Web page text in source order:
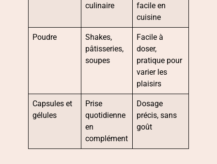
culinaire
facile en
cuisine
Poudre
Shakes,
pâtisseries,
soupes
Facile à
doser,
pratique pour
varier les
plaisirs
Capsules et
gélules
Prise
quotidienne
en
complément
Dosage
précis, sans
goût